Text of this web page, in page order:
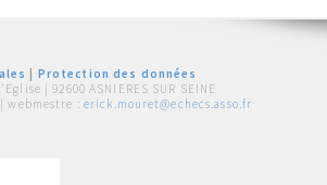
Protection des données
| 92600 ASNIERES SUR SEINE
| webmestre : erick.mouret@echecs.asso.fr